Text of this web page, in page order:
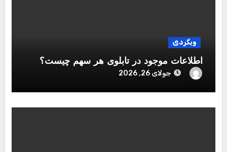
وبگردی
اطلاعات موجود در تابلوی هر سهم چیست؟
جولای 26, 2026